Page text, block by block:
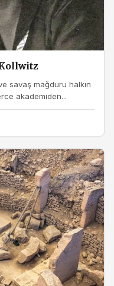
savaş mağduru halkın
akademiden...